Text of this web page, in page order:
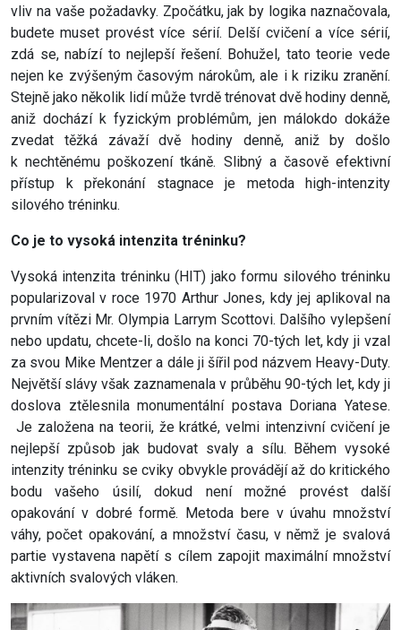
vliv na vaše požadavky. Zpočátku, jak by logika naznačovala,
budete muset provést více sérií. Delší cvičení a více sérií,
zdá se, nabízí to nejlepší řešení. Bohužel, tato teorie vede
nejen ke zvýšeným časovým nárokům, ale i k riziku zranění.
Stejně jako několik lidí může tvrdě trénovat dvě hodiny denně,
aniž dochází k fyzickým problémům, jen málokdo dokáže
zvedat těžká závaží dvě hodiny denně, aniž by došlo
k nechtěnému poškození tkáně. Slibný a časově efektivní
přístup k překonání stagnace je metoda high-intenzity
silového tréninku.
Co je to vysoká intenzita tréninku?
Vysoká intenzita tréninku (HIT) jako formu silového tréninku
popularizoval v roce 1970 Arthur Jones, kdy jej aplikoval na
prvním vítězi Mr. Olympia Larrym Scottovi. Dalšího vylepšení
nebo updatu, chcete-li, došlo na konci 70-tých let, kdy ji vzal
za svou Mike Mentzer a dále ji šířil pod názvem Heavy-Duty.
Největší slávy však zaznamenala v průběhu 90-tých let, kdy ji
doslova ztělesnila monumentální postava Doriana Yatese.
Je založena na teorii, že krátké, velmi intenzivní cvičení je
nejlepší způsob jak budovat svaly a sílu. Během vysoké
intenzity tréninku se cviky obvykle provádějí až do kritického
bodu vašeho úsilí, dokud není možné provést další
opakování v dobré formě. Metoda bere v úvahu množství
váhy, počet opakování, a množství času, v němž je svalová
partie vystavena napětí s cílem zapojit maximální množství
aktivních svalových vláken.